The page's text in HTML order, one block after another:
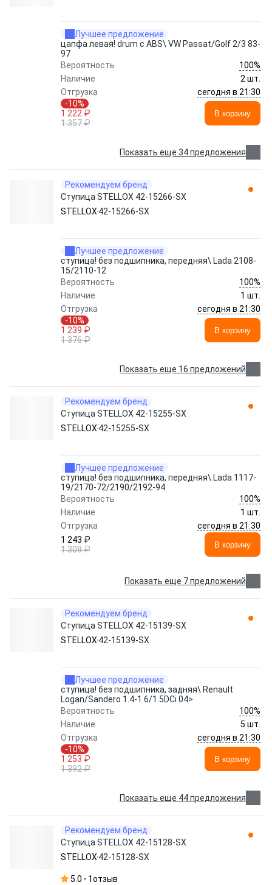
Лучшее предложение
цапфа левая! drum с ABS\ VW Passat/Golf 2/3 83-
97
Вероятность
100%
Наличие
2 шт.
Отгрузка
сегодня в 21:30
-10%
1 222 ₽
1 357 ₽
В корзину
Показать еще 34 предложения
Рекомендуем бренд
Ступица STELLOX 42-15266-SX
STELLOX 42-15266-SX
Лучшее предложение
ступица! без подшипника, передняя\ Lada 2108-
15/2110-12
Вероятность
100%
Наличие
1 шт.
Отгрузка
сегодня в 21:30
-10%
1 239 ₽
1 376 ₽
В корзину
Показать еще 16 предложений
Рекомендуем бренд
Ступица STELLOX 42-15255-SX
STELLOX 42-15255-SX
Лучшее предложение
ступица! без подшипника, передняя\ Lada 1117-
19/2170-72/2190/2192-94
Вероятность
100%
Наличие
1 шт.
Отгрузка
сегодня в 21:30
1 243 ₽
1 308 ₽
В корзину
Показать еще 7 предложений
Рекомендуем бренд
Ступица STELLOX 42-15139-SX
STELLOX 42-15139-SX
Лучшее предложение
ступица! без подшипника, задняя\ Renault
Logan/Sandero 1.4-1.6/1.5DCi 04>
Вероятность
100%
Наличие
5 шт.
Отгрузка
сегодня в 21:30
-10%
1 253 ₽
1 392 ₽
В корзину
Показать еще 44 предложения
Рекомендуем бренд
Ступица STELLOX 42-15128-SX
STELLOX 42-15128-SX
5.0 1отзыв